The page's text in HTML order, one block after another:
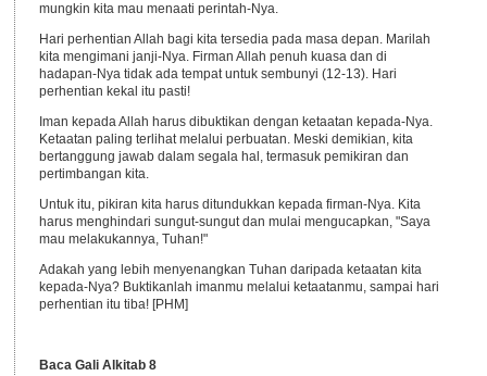
mungkin kita mau menaati perintah-Nya.
Hari perhentian Allah bagi kita tersedia pada masa depan. Marilah
kita mengimani janji-Nya. Firman Allah penuh kuasa dan di
hadapan-Nya tidak ada tempat untuk sembunyi (12-13). Hari
perhentian kekal itu pasti!
Iman kepada Allah harus dibuktikan dengan ketaatan kepada-Nya.
Ketaatan paling terlihat melalui perbuatan. Meski demikian, kita
bertanggung jawab dalam segala hal, termasuk pemikiran dan
pertimbangan kita.
Untuk itu, pikiran kita harus ditundukkan kepada firman-Nya. Kita
harus menghindari sungut-sungut dan mulai mengucapkan, "Saya
mau melakukannya, Tuhan!"
Adakah yang lebih menyenangkan Tuhan daripada ketaatan kita
kepada-Nya? Buktikanlah imanmu melalui ketaatanmu, sampai hari
perhentian itu tiba! [PHM]
Baca Gali Alkitab 8